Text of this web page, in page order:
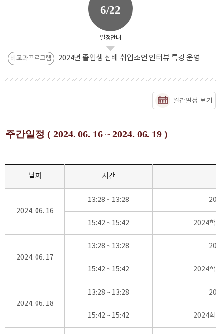
6/22
일정안내
비교과프로그램 2024년 졸업생 선배 취업조언 인터뷰 특강 운영
월간일정 보기
주간일정 ( 2024. 06. 16 ~ 2024. 06. 19 )
날짜 시간
2024. 06. 16
13:28 ~ 13:28
15:42 ~ 15:42 2024학
2024. 06. 17
13:28 ~ 13:28
15:42 ~ 15:42 2024학
2024. 06. 18
13:28 ~ 13:28
15:42 ~ 15:42 2024학